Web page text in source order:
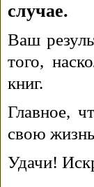
случае.
Ваш
того,
книг.
Главное,
свою
Удачи!